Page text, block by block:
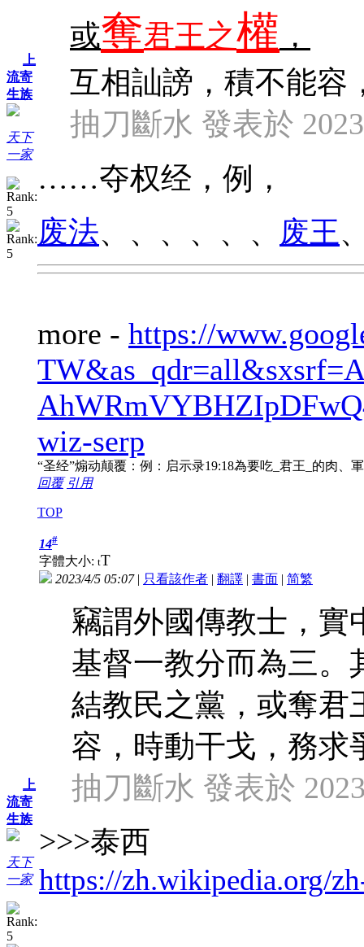
上
流寄
生族
天下
一家
或奪君王之權 ，
互相訕謗，積不能容
抽刀斷水 發表於
……夺权经，例，
废法、、、、、、 废王
more - https://
wiz-serp
“圣经”煽动颠覆：例：启示录19:18為要吃_君王_的肉
回覆 引用
TOP
上
流寄
生族
天下
一家
14#
字體大小: tT
2023/4/5 05:07| 只看該作者 | 翻譯 | 書面 | 简繁
竊謂外國傳教士，實
基督一教分而為三。
結教民之黨，或奪君
容，時動干戈，務求
抽刀斷水 發表於
>>>泰西
https://zh.wikipedia.org/